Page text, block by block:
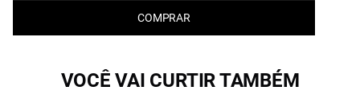
COMPRAR
VOCÊ VAI CURTIR TAMBÉM